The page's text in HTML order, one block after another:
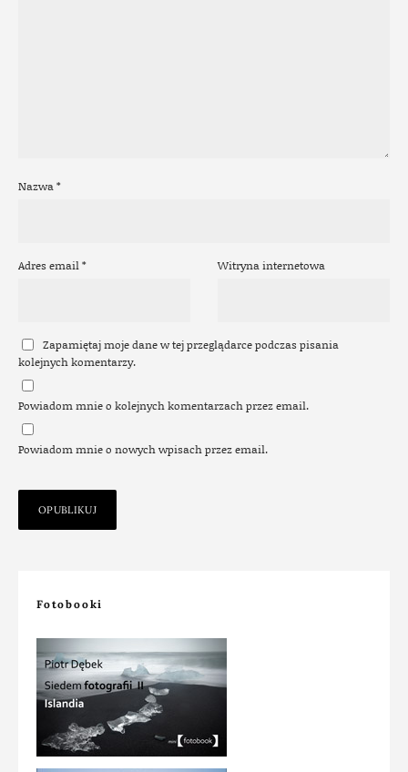
Nazwa*
Adres email* Witryna internetowa
Zapamiętaj moje dane w tej przeglądarce podczas pisania
kolejnych komentarzy.
Powiadom mnie o kolejnych komentarzach przez email.
Powiadom mnie o nowych wpisach przez email.
Fotobooki